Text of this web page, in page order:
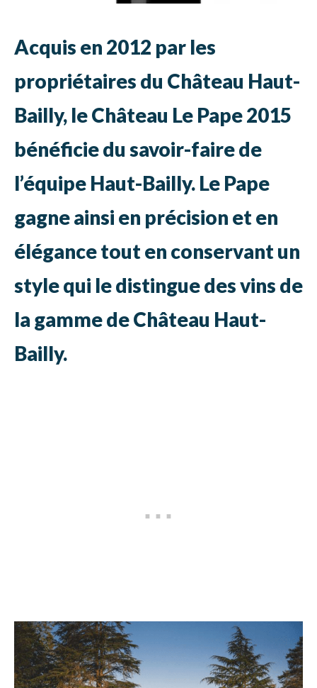
Acquis en 2012 par les
propriétaires du Château Haut-
Bailly, le Château Le Pape 2015
bénéficie du savoir-faire de
l’équipe Haut-Bailly. Le Pape
gagne ainsi en précision et en
élégance tout en conservant un
style qui le distingue des vins de
la gamme de Château Haut-
Bailly.